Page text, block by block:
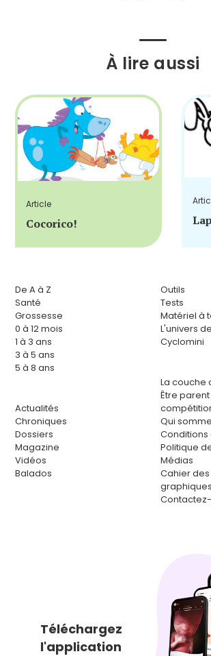
À lire aussi
Article
Cocorico!
De A à Z
Santé
Grossesse
0 à 12 mois
1 à 3 ans
3 à 5 ans
5 à 8 ans
Actualités
Chroniques
Dossiers
Magazine
Vidéos
Balados
Outils
Tests
Matériel à
L'univers
Cyclomini
La couche
Être parent
Qui
Conditions
Politique
Médias
Cahier
graphiques
Téléchargez
l'application